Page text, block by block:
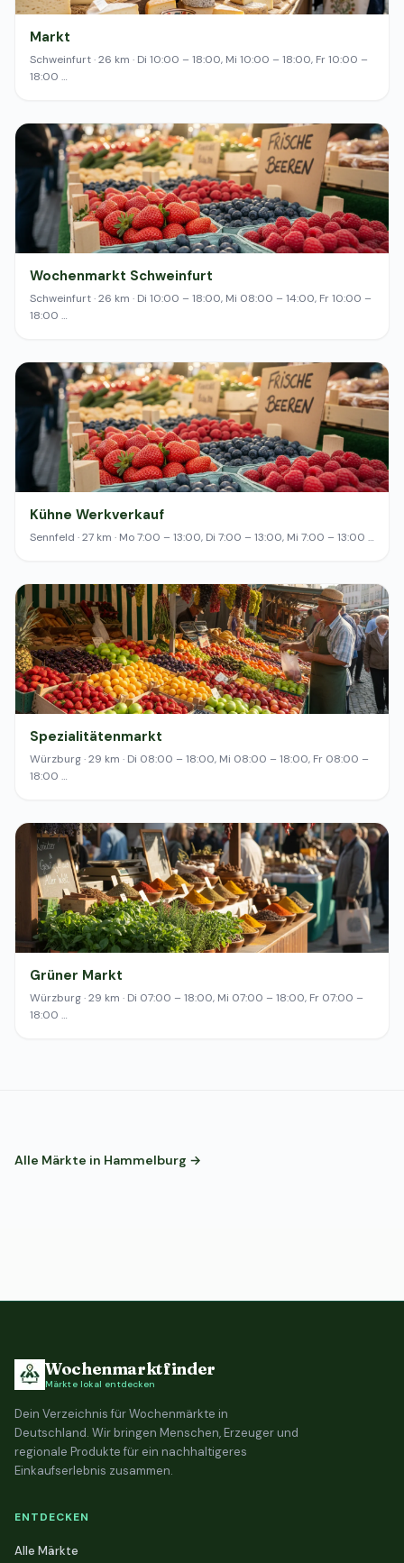
Markt
Schweinfurt · 26 km · Di 10:00 – 18:00, Mi 10:00 – 18:00, Fr 10:00 –
18:00 …
Wochenmarkt Schweinfurt
Schweinfurt · 26 km · Di 10:00 – 18:00, Mi 08:00 – 14:00, Fr 10:00 –
18:00 …
Kühne Werkverkauf
Sennfeld · 27 km · Mo 7:00 – 13:00, Di 7:00 – 13:00, Mi 7:00 – 13:00 …
Spezialitätenmarkt
Würzburg · 29 km · Di 08:00 – 18:00, Mi 08:00 – 18:00, Fr 08:00 –
18:00 …
Grüner Markt
Würzburg · 29 km · Di 07:00 – 18:00, Mi 07:00 – 18:00, Fr 07:00 –
18:00 …
Alle Märkte in Hammelburg →
Wochenmarktfinder
Märkte lokal entdecken
Dein Verzeichnis für Wochenmärkte in
Deutschland. Wir bringen Menschen, Erzeuger und
regionale Produkte für ein nachhaltigeres
Einkaufserlebnis zusammen.
ENTDECKEN
Alle Märkte